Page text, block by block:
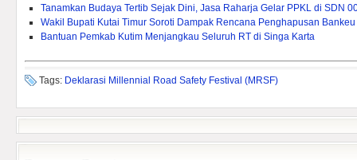
Tanamkan Budaya Tertib Sejak Dini, Jasa Raharja Gelar PPKL di SDN
Wakil Bupati Kutai Timur Soroti Dampak Rencana Penghapusan
Bantuan Pemkab Kutim Menjangkau Seluruh RT di Singa Karta
Tags: Deklarasi Millennial Road Safety Festival (MRSF)